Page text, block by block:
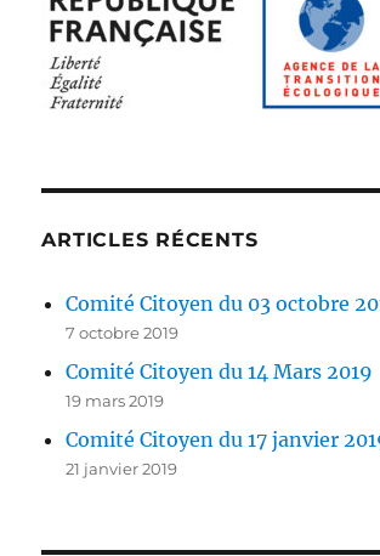
ARTICLES RÉCENTS
Comité Citoyen du 03 octobre
7 octobre 2019
Comité Citoyen du 14 Mars 2019
19 mars 2019
Comité Citoyen du 17 janvier
21 janvier 2019